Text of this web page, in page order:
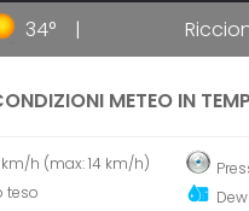
34° Riccione
METEO IN
km/h (max: 14 km/h)
teso